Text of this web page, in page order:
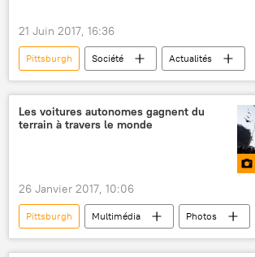
21 Juin 2017, 16:36
Pittsburgh Société
Actualités
États-Unis
réveille-matin insolite
Les voitures autonomes gagnent du
terrain à travers le monde
26 Janvier 2017, 10:06
Pittsburgh Multimédia
Photos
Russie
États-Unis
Allemagne